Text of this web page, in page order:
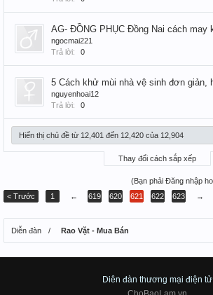
AG- ĐỒNG PHỤC Đồng Nai cách may
ngocmai221
Trả lời:
0
5 Cách khử mùi nhà vệ sinh đơn giản,
nguyenhoai12
Trả lời:
0
Hiển thị chủ đề từ 12,401 đến 12,420 của 12,904
Thay đổi cách sắp xếp
(Bạn phải Đăng nhập
< Trước
1 ← 619 620 621 622 623 →
Diễn đàn Rao Vặt - Mua Bán
Diên đàn thương mại điện tử